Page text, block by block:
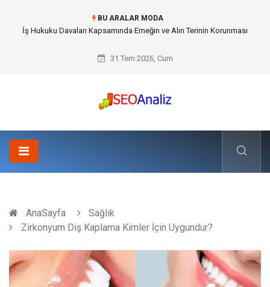
BU ARALAR MODA
Best Security Software (En İyi Güvenlik Yazılımı) ile Uzaktan Çalışmada
31 Tem 2026, Cum
AnaSayfa
Sağlık
Zirkonyum Diş Kaplama Kimler İçin Uygundur?